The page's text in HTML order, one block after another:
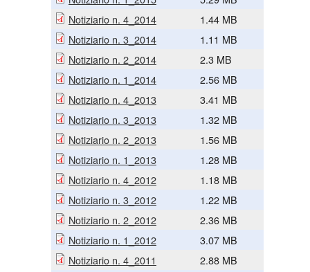
Notiziario n. 4_2014
1.44 MB
Notiziario n. 3_2014
1.11 MB
Notiziario n. 2_2014
2.3 MB
Notiziario n. 1_2014
2.56 MB
Notiziario n. 4_2013
3.41 MB
Notiziario n. 3_2013
1.32 MB
Notiziario n. 2_2013
1.56 MB
Notiziario n. 1_2013
1.28 MB
Notiziario n. 4_2012
1.18 MB
Notiziario n. 3_2012
1.22 MB
Notiziario n. 2_2012
2.36 MB
Notiziario n. 1_2012
3.07 MB
Notiziario n. 4_2011
2.88 MB